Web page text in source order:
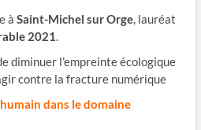
à Saint-Michel sur Orge, lauréat
2021.
diminuer l’empreinte écologique
contre la fracture numérique
dans le domaine